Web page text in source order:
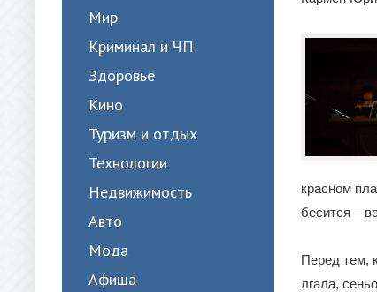
Мир
Криминал и ЧП
Здоровье
Кино
Туризм и отдых
Технологии
Недвижимость
Авто
Мода
Афиша
красном
бесится –
Перед тем,
лгала,